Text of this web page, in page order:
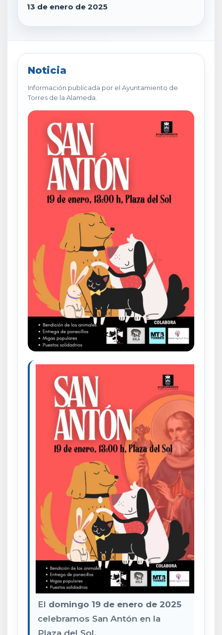
13 de enero de 2025
Noticia
Información publicada por el Ayuntamiento de
Torres de la Alameda.
El domingo 19 de enero de 2025
celebramos San Antón en la
Plaza del Sol.